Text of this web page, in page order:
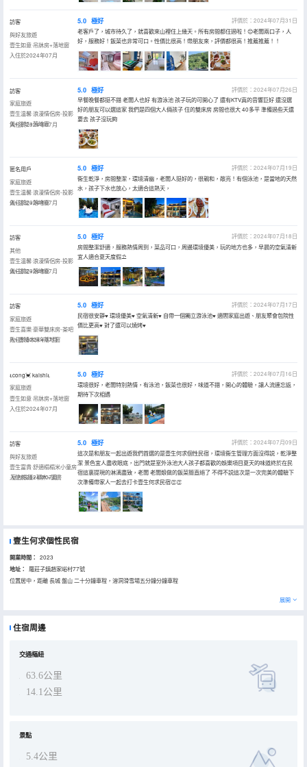
訪客
與好友旅遊
壹生如意·吊牀房+落地窗
入住於2024年07月
5.0 極好
評價於：2024年07月31日
老客戶了，城市待久了，就喜歡來山裡住上幾天。所有房間都住過啦！😊老闆兩口子，人
好，服務好！飯菜也非常可口。性價比很高！帶朋友來，評價都很高！推薦推薦！！
訪客
家庭旅遊
壹生温馨·浪漫情侶房-投影
儀+浴缸+落地窗
入住於2024年07月
5.0 極好
評價於：2024年07月26日
早餐晚餐都挺不錯 老闆人也好 有游泳池 孩子玩的可開心了 還有KTV真的音響巨好 還沒選
好的朋友可以選這家 我們是四個大人倆孩子 住的雙床房 房間也很大 40多平 準備過些天還
要去 孩子沒玩夠
匿名用戶
家庭旅遊
壹生温馨·浪漫情侶房-投影
儀+浴缸+落地窗
入住於2024年07月
5.0 極好
評價於：2024年07月19日
衞生乾淨，房間整潔，環境清幽，老闆人挺好的，很親和，敞亮！有個泳池，是當地的天然
水，孩子下水也放心，太適合這熱天，
訪客
其他
壹生温馨·浪漫情侶房-投影
儀+浴缸+落地窗
入住於2024年07月
5.0 極好
評價於：2024年07月18日
房間整潔舒適，服務熱情周到，菜品可口，周邊環境優美，玩的地方也多，早晨的空氣清新
宜人適合夏天度假⛱️
訪客
家庭旅遊
壹生喜樂·豪華雙床房-茶吧
枱+香椿木床+落地窗
入住於2024年07月
5.0 極好
評價於：2024年07月17日
民宿很安靜♥️ 環境優美♥️ 空氣清新♥️ 自帶一個獨立游泳池♥️ 適閤家庭出遊、朋友聚會包院性
價比更高♥️ 對了還可以燒烤♥️
cong💓 kaishi
家庭旅遊
壹生如意·吊牀房+落地窗
入住於2024年07月
5.0 極好
評價於：2024年07月16日
環境很好，老闆特別熱情，有泳池，飯菜也很好，味道不錯，開心的體驗，讓人流連忘返，
期待下次相遇
訪客
與好友旅遊
壹生富貴·舒適榻榻米小童房
·室內帳篷+積木+圖書
入住於2024年07月
5.0 極好
評價於：2024年07月09日
這次是和朋友一起出遊我們首選的是壹生何求個性民宿，環境衞生管理方面沒得説，乾淨整
潔 景色宜人盡收眼底，出門就是室外泳池大人孩子都喜歡的娛樂項目夏天的味道終於在民
宿這裏提現的淋漓盡致，老闆 老闆娘做的飯菜簡直絕了 不得不説這次是一次完美的體驗下
次準備帶家人一起去打卡壹生何求民宿👏👏
壹生何求個性民宿
開業時間： 2023
地址：
羅莊子鎮趙家峪村77號
位置居中，距離 長城 盤山 二十分鐘車程，溶洞滑雪場五分鐘分鐘車程
展開
住宿周邊
交通樞紐
63.6公里
14.1公里
景點
5.4公里